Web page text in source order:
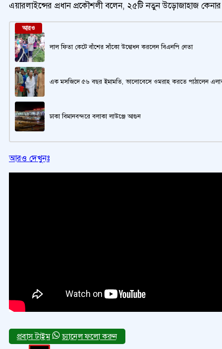
এয়ারলাইন্সের প্রধান প্রকৌশলী বলেন, ২৫টি নতুন উড়োজাহাজ
আরও
লাল ফিতা কেটে বাঁশের সাঁকো উদ্বোধন করলেন বিএনপি নেতা
এক মসজিদে ৫৬ বছর ইমামতি, ভালোবেসে ওমরাহ করতে পাঠালেন
ঢাকা বিমানবন্দরে বলাকা লাউঞ্জে আগুন
আরও দেখুনঃ
চ্যানেল ফলো করুন